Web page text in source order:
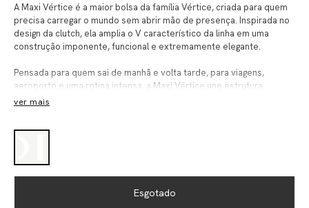
A Maxi Vértice é a maior bolsa da família Vértice, criada para quem
precisa carregar o mundo sem abrir mão de presença. Inspirada no
design da clutch, ela amplia o V característico da linha em uma
construção imponente, funcional e extremamente elegante.
Pensada para quem sai de manhã e volta tarde, para viagens,
aeroporto e uma rotina intensa, a Maxi Vértice une estrutura,
capacidade e acabamento preciso em uma peça de alto impacto.
detalhes cuidadosamente construídos, ela traduz a ideia de uma
bolsa grande que continua chic, poderosa e desejável em qualquer
ver mais